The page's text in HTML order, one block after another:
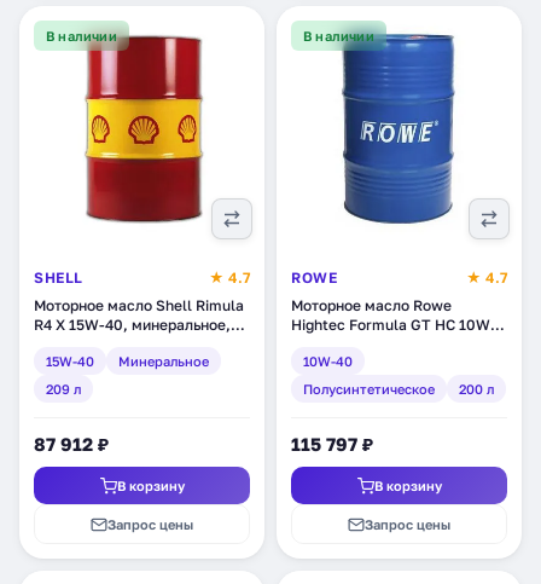
В наличии
SHELL
★ 4.7
Моторное масло Shell Rimula
R4 X 15W-40, минеральное,
15W-40
Минеральное
209 л
87 912 ₽
В корзину
Запрос цены
В наличии
ROWE
★ 4.7
Моторное масло Rowe
Hightec Formula GT HC 10W-
(20003-2000-99)
10W-40
Полусинтетическое
200 л
115 797 ₽
В корзину
Запрос цены